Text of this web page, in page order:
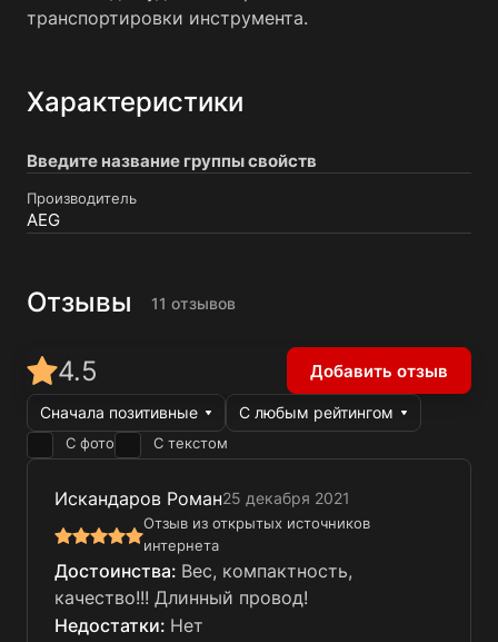
транспортировки инструмента.
Характеристики
Введите название группы свойств
Производитель
AEG
Отзывы 11 отзывов
Сначала позитивные С любым рейтингом
С фото С текстом
Искандаров Роман25 декабря 2021
Отзыв из открытых источников
интернета
Вес, компактность,
качество!!! Длинный провод!
Нет
4.5 Добавить отзыв